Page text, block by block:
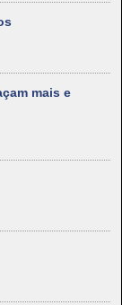
mais e